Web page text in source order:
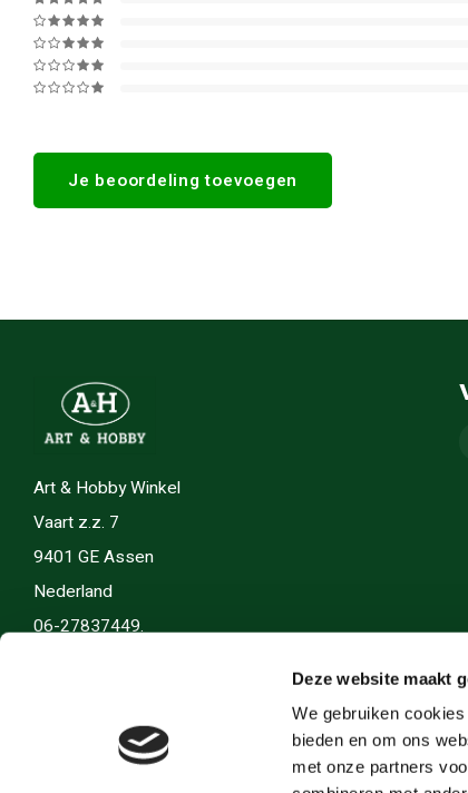
Deze website maakt
We gebruiken
bieden en om ons
met onze partners
Je beoordeling toevoegen
Art & Hobby Winkel
Vaart z.z. 7
9401 GE Assen
Nederland
06-27837449.